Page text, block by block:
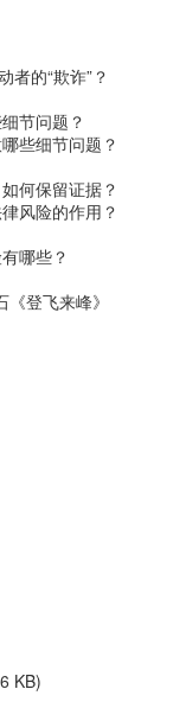
者的“欺诈”？
节问题？
些细节问题？
何保留证据？
风险的作用？
哪些？
登飞来峰》
KB)